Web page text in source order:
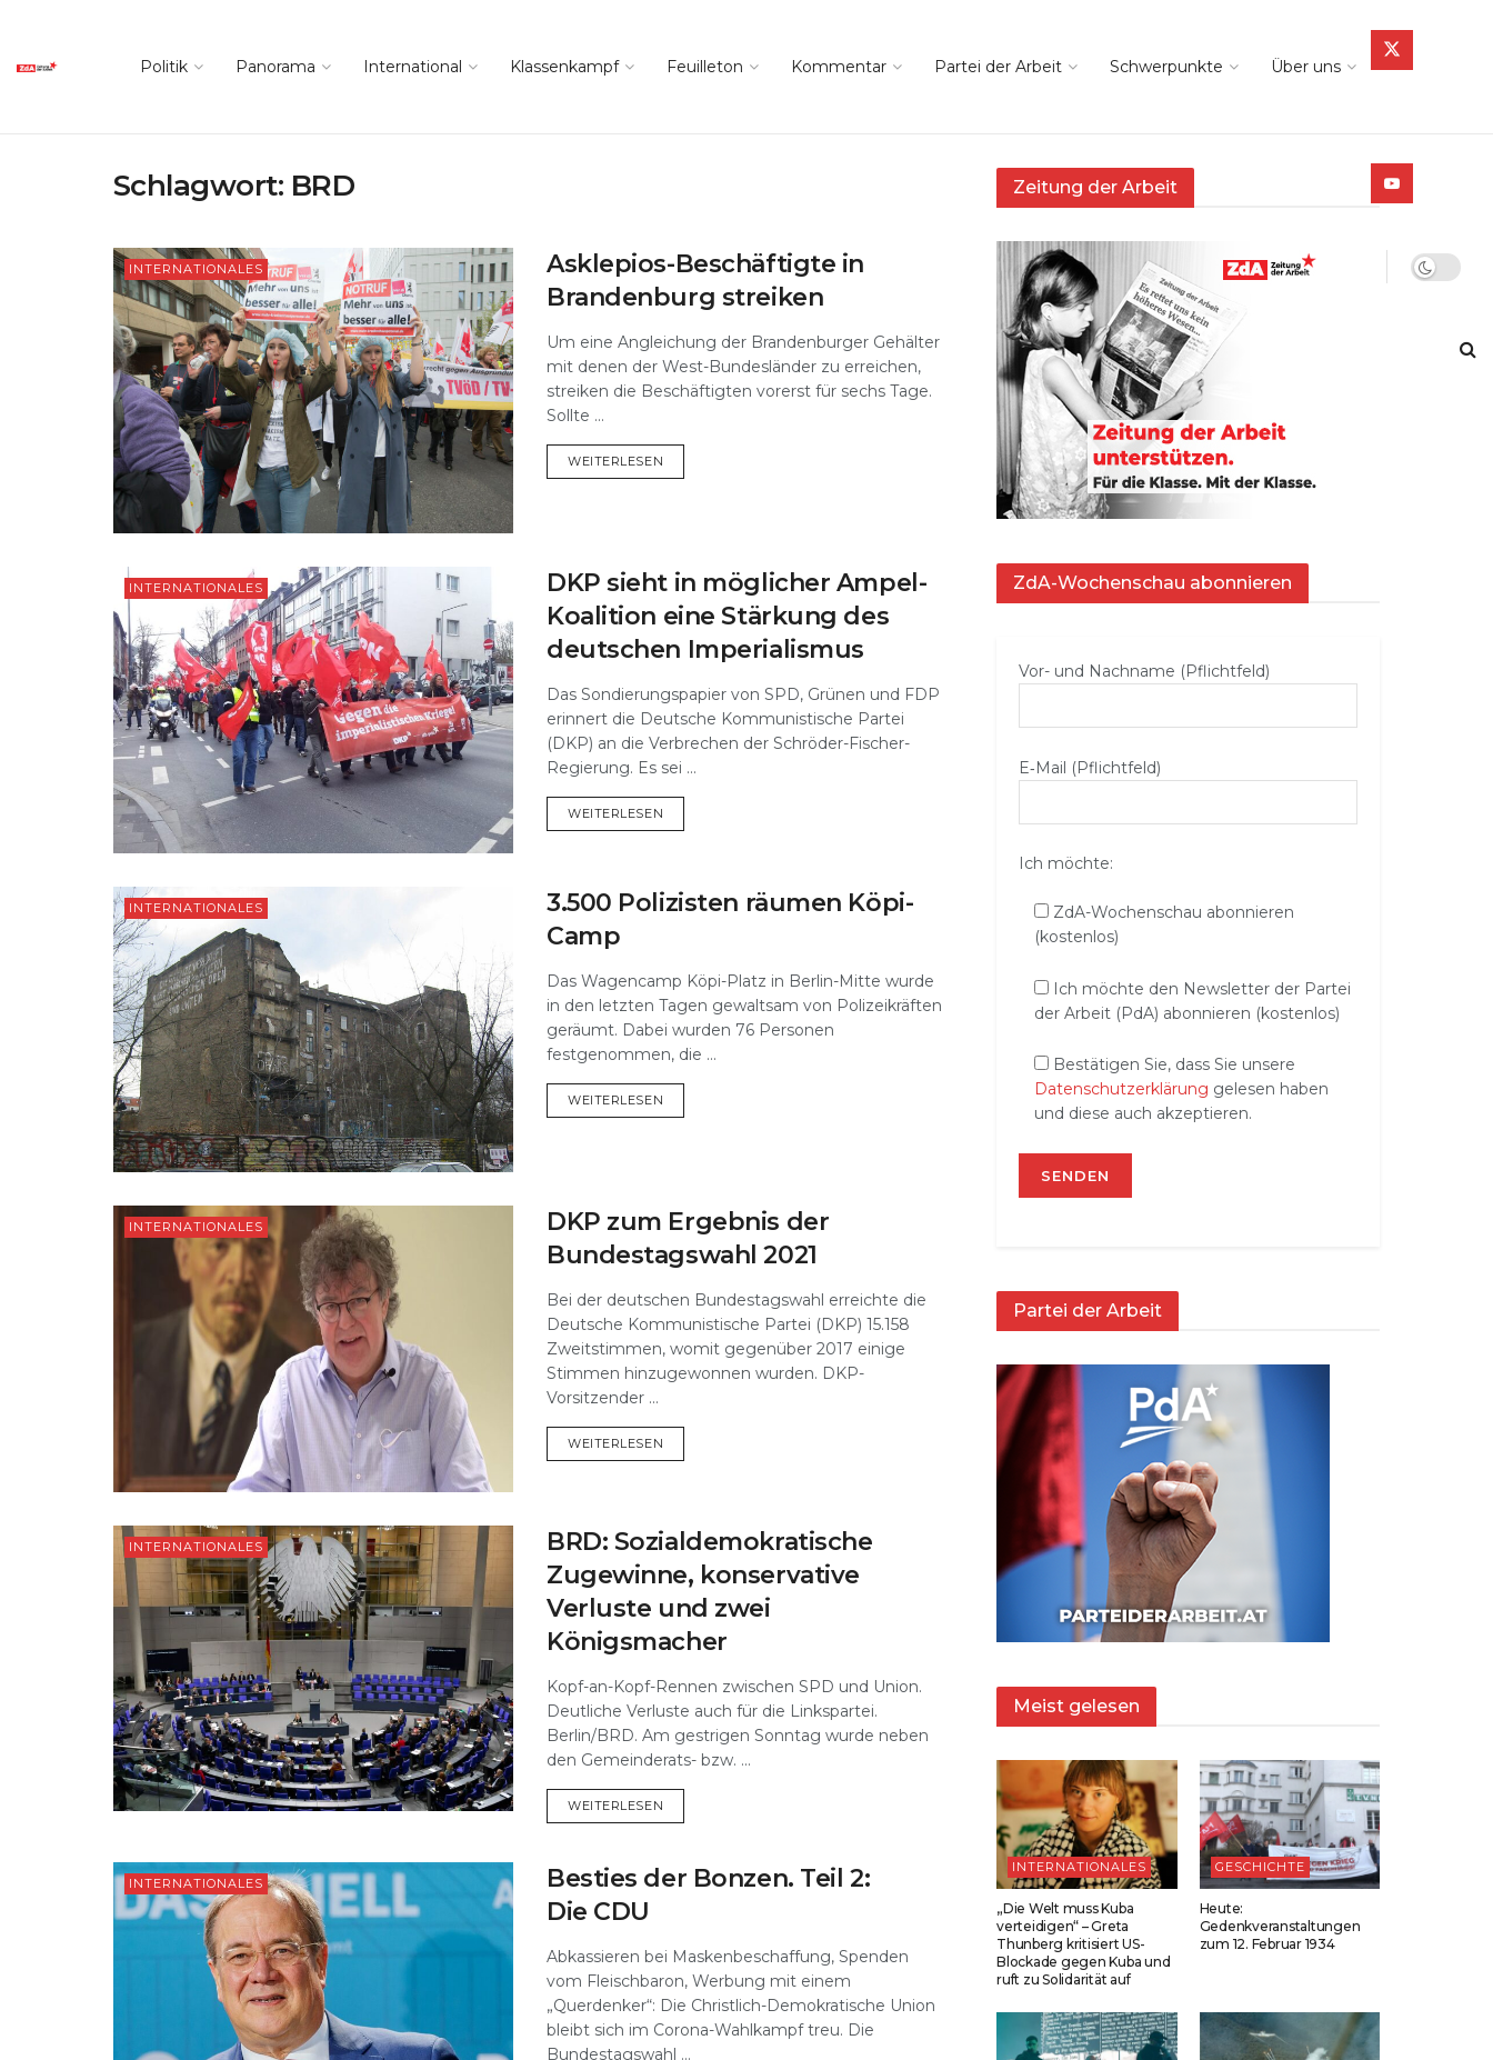
Politik Panorama International Klassenkampf Feuilleton Kommentar Partei der Arbeit Schwerpunkte Über uns
Schlagwort: BRD
INTERNATIONALES
Asklepios-Beschäftigte in
Brandenburg streiken
Um eine Angleichung der Brandenburger Gehälter
mit denen der West-Bundesländer zu erreichen,
streiken die Beschäftigten vorerst für sechs Tage.
Sollte ...
WEITERLESEN
INTERNATIONALES
DKP sieht in möglicher Ampel-
Koalition eine Stärkung des
deutschen Imperialismus
Das Sondierungspapier von SPD, Grünen und FDP
erinnert die Deutsche Kommunistische Partei
(DKP) an die Verbrechen der Schröder-Fischer-
Regierung. Es sei ...
WEITERLESEN
INTERNATIONALES
3.500 Polizisten räumen Köpi-
Camp
Das Wagencamp Köpi-Platz in Berlin-Mitte wurde
in den letzten Tagen gewaltsam von Polizeikräften
geräumt. Dabei wurden 76 Personen
festgenommen, die ...
WEITERLESEN
INTERNATIONALES
DKP zum Ergebnis der
Bundestagswahl 2021
Bei der deutschen Bundestagswahl erreichte die
Deutsche Kommunistische Partei (DKP) 15.158
Zweitstimmen, womit gegenüber 2017 einige
Stimmen hinzugewonnen wurden. DKP-
Vorsitzender ...
WEITERLESEN
INTERNATIONALES
BRD: Sozialdemokratische
Zugewinne, konservative
Verluste und zwei
Königsmacher
Kopf-an-Kopf-Rennen zwischen SPD und Union.
Deutliche Verluste auch für die Linkspartei.
Berlin/BRD. Am gestrigen Sonntag wurde neben
den Gemeinderats- bzw. ...
WEITERLESEN
INTERNATIONALES
Besties der Bonzen. Teil 2:
Die CDU
Abkassieren bei Maskenbeschaffung, Spenden
vom Fleischbaron, Werbung mit einem
„Querdenker“: Die Christlich-Demokratische Union
bleibt sich im Corona-Wahlkampf treu. Die
Bundestagswahl ...
Zeitung der Arbeit
ZdA-Wochenschau abonnieren
Vor- und Nachname (Pflichtfeld)
E‑Mail (Pflichtfeld)
Ich möchte:
ZdA-Wochenschau abonnieren
(kostenlos)
Ich möchte den Newsletter der Partei
der Arbeit (PdA) abonnieren (kostenlos)
Bestätigen Sie, dass Sie unsere
Datenschutzerklärung gelesen haben
und diese auch akzeptieren.
Partei der Arbeit
Meist gelesen
INTERNATIONALES
„Die Welt muss Kuba
verteidigen“ – Greta
Thunberg kritisiert US-
Blockade gegen Kuba und
ruft zu Solidarität auf
GESCHICHTE
Heute:
Gedenkveranstaltungen
zum 12. Februar 1934